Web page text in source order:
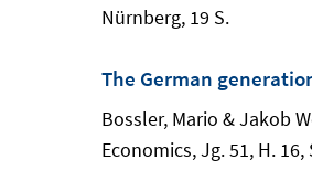
Nürnberg, 19 S.
The German
Bossler, Mario & Jakob
Economics, Jg. 51, H. 16,